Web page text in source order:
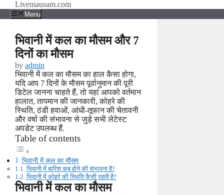
content
Livemausam.com
Menu
भिवानी में कल का मौसम और 7
दिनों का मौसम
by admin
भिवानी में कल का मौसम का हाल कैसा होगा,
यदि आप 7 दिनों के मौसम पूर्वानुमान की पूरी
डिटेल जानना चाहते हैं, तो यहां आपको वर्तमान
हालात, तापमान की जानकारी, कोहरे की
स्थिति, ठंडी हवाओं, आंधी-तूफान की चेतावनी
और वर्षा की संभावना से जुड़े सभी लेटेस्ट
अपडेट उपलब्ध हैं.
Table of contents
भिवानी में कल का मौसम
भिवानी में बारिश कब होने की संभावना है?
भिवानी में कोहरे की स्थिति कैसी रहती है?
भिवानी में कल का मौसम